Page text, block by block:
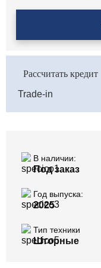
Рассчитать кредит
Trade-in
В наличии:
Под заказ
Год выпуска:
2025
Тип техники
Шторные